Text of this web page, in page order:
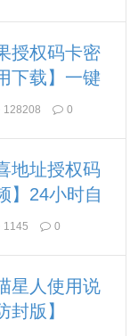
授权码卡密
下载】一键
圈相册24小
128208 0
地址授权码
】24小时自
1145 0
星人使用说
封版】